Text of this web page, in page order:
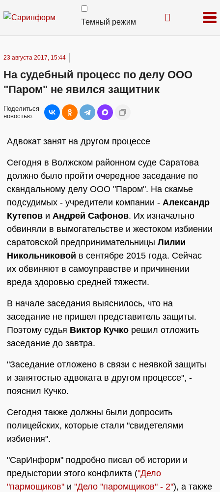
Темный режим
23 августа 2017, 15:44
На судебный процесс по делу ООО
"Паром" не явился защитник
Поделиться
новостью:
Адвокат занят на другом процессе
Сегодня в Волжском районном суде Саратова
должно было пройти очередное заседание по
скандальному делу ООО "Паром". На скамье
подсудимых - учредители компании - Александр
Кутепов и Андрей Сафонов. Их изначально
обвиняли в вымогательстве и жестоком избиении
саратовской предпринимательницы Лилии
Никольниковой в сентябре 2015 года. Сейчас
их обвиняют в самоуправстве и причинении
вреда здоровью средней тяжести.
В начале заседания выяснилось, что на
заседание не пришел представитель защиты.
Поэтому судья Виктор Кучко решил отложить
заседание до завтра.
"Заседание отложено в связи с неявкой защиты
и занятостью адвоката в другом процессе", -
пояснил Кучко.
Сегодня также должны были допросить
полицейских, которые стали "свидетелями
избиения".
"СарИнформ" подробно писал об истории и
предыстории этого конфликта ("Дело
"пармощиков" и "Дело "паромщиков" - 2"), а также